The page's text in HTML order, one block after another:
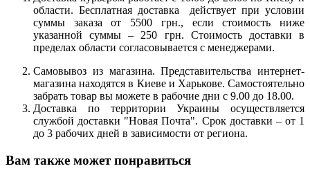
области. Бесплатная доставка действует при условии
суммы заказа от 5500 грн., если стоимость ниже
указанной суммы – 250 грн. Стоимость доставки в
пределах области согласовывается с менеджерами.
Самовывоз из магазина. Представительства интернет-
магазина находятся в Киеве и Харькове. Самостоятельно
забрать товар вы можете в рабочие дни с 9.00 до 18.00.
Доставка по территории Украины осуществляется
службой доставки "Новая Почта". Срок доставки – от 1
до 3 рабочих дней в зависимости от региона.
Вам также может понравиться